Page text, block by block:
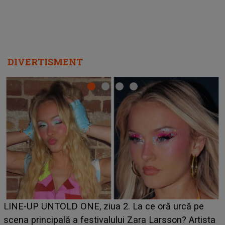
DIVERTISMENT
Ce a dezvăluit noua concurentă din "Casa Iubirii" l-a
luat prin surprindere pe Emanuel. CINE ESTE